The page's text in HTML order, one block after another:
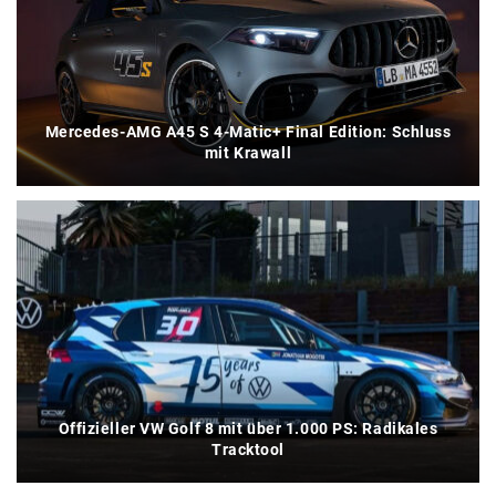
Mercedes-AMG A45 S 4-Matic+ Final Edition: Schluss
mit Krawall
Offizieller VW Golf 8 mit über 1.000 PS: Radikales
Tracktool